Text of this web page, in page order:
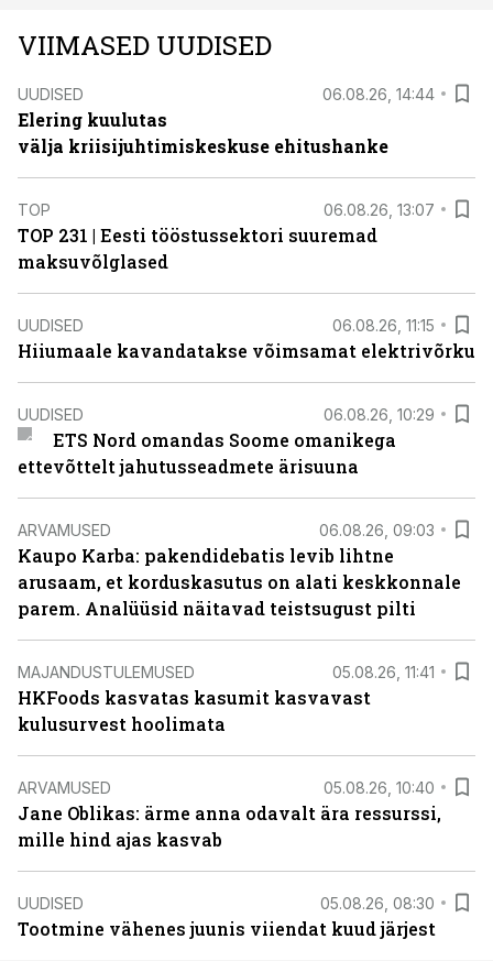
VIIMASED UUDISED
UUDISED 06.08.26, 14:44
Elering kuulutas
välja kriisijuhtimiskeskuse ehitushanke
TOP 06.08.26, 13:07
TOP 231 | Eesti tööstussektori suuremad
maksuvõlglased
UUDISED 06.08.26, 11:15
Hiiumaale kavandatakse võimsamat elektrivõrku
UUDISED 06.08.26, 10:29
ETS Nord omandas Soome omanikega
ettevõttelt jahutusseadmete ärisuuna
ARVAMUSED 06.08.26, 09:03
Kaupo Karba: pakendidebatis levib lihtne
arusaam, et korduskasutus on alati keskkonnale
parem. Analüüsid näitavad teistsugust pilti
MAJANDUSTULEMUSED 05.08.26, 11:41
HKFoods kasvatas kasumit kasvavast
kulusurvest hoolimata
ARVAMUSED 05.08.26, 10:40
Jane Oblikas: ärme anna odavalt ära ressurssi,
mille hind ajas kasvab
UUDISED 05.08.26, 08:30
Tootmine vähenes juunis viiendat kuud järjest